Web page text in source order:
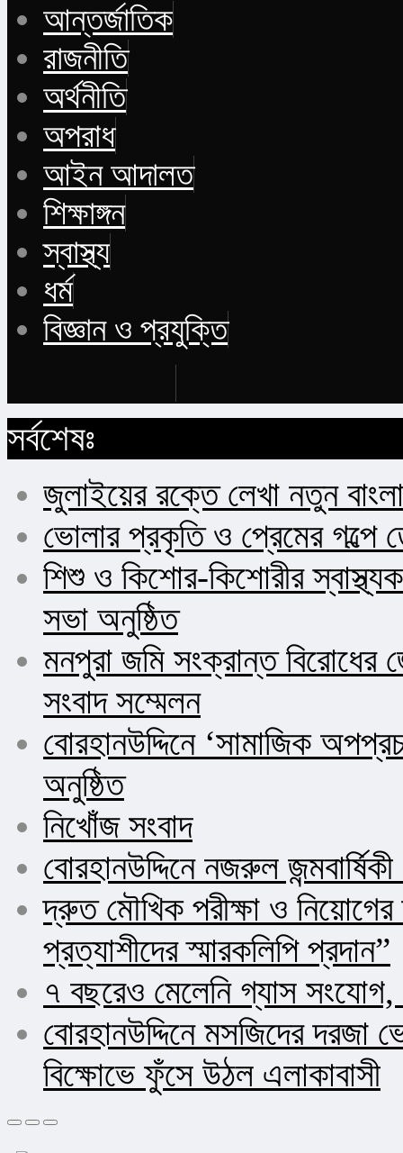
আন্তর্জাতিক
রাজনীতি
অর্থনীতি
অপরাধ
আইন আদালত
শিক্ষাঙ্গন
স্বাস্থ্য
ধর্ম
বিজ্ঞান ও প্রযুক্তি
সর্বশেষঃ
জুলাইয়ের রক্তে লেখা নতুন
ভোলার প্রকৃতি ও প্রেমের গল্পে
শিশু ও কিশোর-কিশোরীর
সভা অনুষ্ঠিত
মনপুরা জমি সংক্রান্ত বিরোধের
সংবাদ সম্মেলন
বোরহানউদ্দিনে ‘সামাজিক
অনুষ্ঠিত
নিখোঁজ সংবাদ
বোরহানউদ্দিনে নজরুল
দ্রুত মৌখিক পরীক্ষা ও
প্রত্যাশীদের স্মারকলিপি প্রদান”
৭ বছরেও মেলেনি গ্যাস
বোরহানউদ্দিনে মসজিদের দরজা
বিক্ষোভে ফুঁসে উঠল এলাকাবাসী